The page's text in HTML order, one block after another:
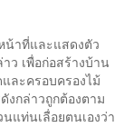
น้าที่และแสดงตัว
ว เพื่อก่อสร้างบ้าน
ละครอบครองไม้
งกล่าวถูกต้องตาม
แท่นเลื่อยตนเองว่า